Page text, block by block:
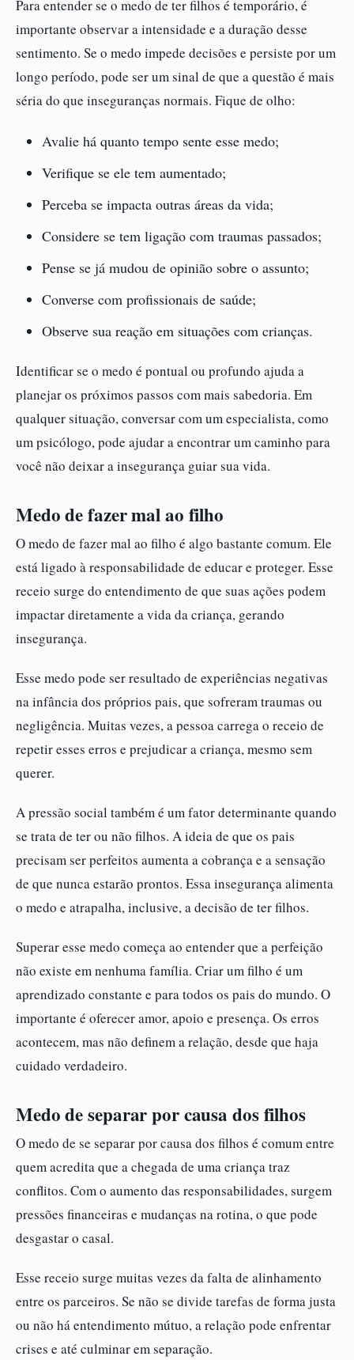
Para entender se o medo de ter filhos é temporário, é
importante observar a intensidade e a duração desse
sentimento. Se o medo impede decisões e persiste por um
longo período, pode ser um sinal de que a questão é mais
séria do que inseguranças normais. Fique de olho:
Avalie há quanto tempo sente esse medo;
Verifique se ele tem aumentado;
Perceba se impacta outras áreas da vida;
Considere se tem ligação com traumas passados;
Pense se já mudou de opinião sobre o assunto;
Converse com profissionais de saúde;
Observe sua reação em situações com crianças.
Identificar se o medo é pontual ou profundo ajuda a
planejar os próximos passos com mais sabedoria. Em
qualquer situação, conversar com um especialista, como
um psicólogo, pode ajudar a encontrar um caminho para
você não deixar a insegurança guiar sua vida.
Medo de fazer mal ao filho
O medo de fazer mal ao filho é algo bastante comum. Ele
está ligado à responsabilidade de educar e proteger. Esse
receio surge do entendimento de que suas ações podem
impactar diretamente a vida da criança, gerando
insegurança.
Esse medo pode ser resultado de experiências negativas
na infância dos próprios pais, que sofreram traumas ou
negligência. Muitas vezes, a pessoa carrega o receio de
repetir esses erros e prejudicar a criança, mesmo sem
querer.
A pressão social também é um fator determinante quando
se trata de ter ou não filhos. A ideia de que os pais
precisam ser perfeitos aumenta a cobrança e a sensação
de que nunca estarão prontos. Essa insegurança alimenta
o medo e atrapalha, inclusive, a decisão de ter filhos.
Superar esse medo começa ao entender que a perfeição
não existe em nenhuma família. Criar um filho é um
aprendizado constante e para todos os pais do mundo. O
importante é oferecer amor, apoio e presença. Os erros
acontecem, mas não definem a relação, desde que haja
cuidado verdadeiro.
Medo de separar por causa dos filhos
O medo de se separar por causa dos filhos é comum entre
quem acredita que a chegada de uma criança traz
conflitos. Com o aumento das responsabilidades, surgem
pressões financeiras e mudanças na rotina, o que pode
desgastar o casal.
Esse receio surge muitas vezes da falta de alinhamento
entre os parceiros. Se não se divide tarefas de forma justa
ou não há entendimento mútuo, a relação pode enfrentar
crises e até culminar em separação.